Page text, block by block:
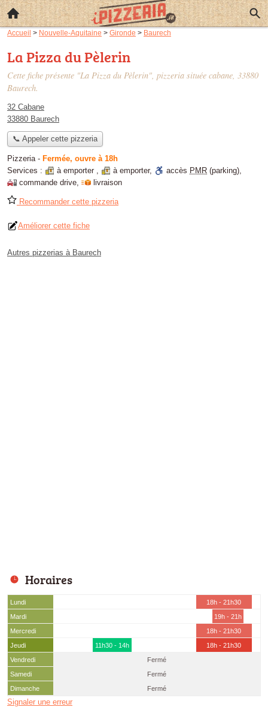
Accueil > Nouvelle-Aquitaine > Gironde > Baurech
La Pizza du Pèlerin
Cette fiche présente "La Pizza du Pèlerin", pizzeria située cabane, 33880
Baurech.
32 Cabane
33880 Baurech
📞 Appeler cette pizzeria
Pizzeria- Fermée, ouvre à 18h
Services :
à emporter , à emporter, accès PMR (parking),
commande drive, livraison
Recommander cette pizzeria
Améliorer cette fiche
Autres pizzerias à Baurech
Horaires
Lundi
18h - 21h30
Mardi
19h - 21h
Mercredi
18h - 21h30
Jeudi
11h30 - 14h
18h - 21h30
Vendredi
Fermé
Samedi
Fermé
Dimanche
Fermé
Signaler une erreur